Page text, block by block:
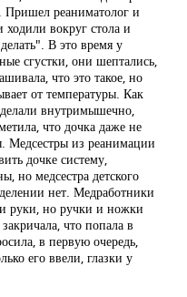
реаниматолог и
вокруг стола и
В это время у
сгустки, они шептались,
что это такое, но
от температуры. Как
внутримышечно,
что дочка даже не
Медсестры из реанимации
дочке систему,
но медсестра детского
нет. Медработники
руки, но ручки и ножки
что попала в
в первую очередь,
его ввели, глазки у